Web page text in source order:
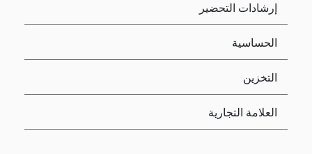
إرشادات التحضير
الحساسية
التخزين
العلامة التجارية